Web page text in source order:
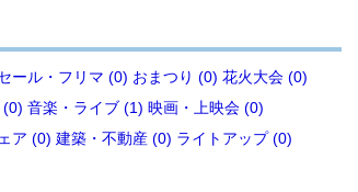
ール・フリマ (0) おまつり (0) 花火大会 (0)
(0) 音楽・ライブ (1) 映画・上映会 (0)
ア (0) 建築・不動産 (0) ライトアップ (0)